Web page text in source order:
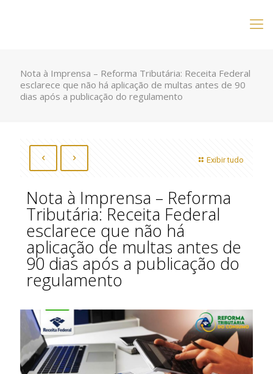
Nota à Imprensa – Reforma Tributária: Receita Federal
esclarece que não há aplicação de multas antes de 90
dias após a publicação do regulamento
Exibir tudo
Nota à Imprensa – Reforma
Tributária: Receita Federal
esclarece que não há
aplicação de multas antes de
90 dias após a publicação do
regulamento